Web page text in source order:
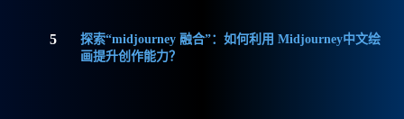
5
探索“midjourney 融合”：如何利用 Midjourney中文绘
画提升创作能力？